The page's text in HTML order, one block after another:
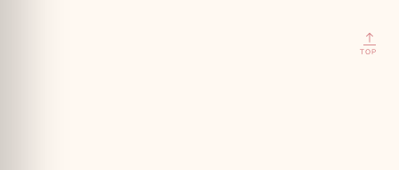
TOP